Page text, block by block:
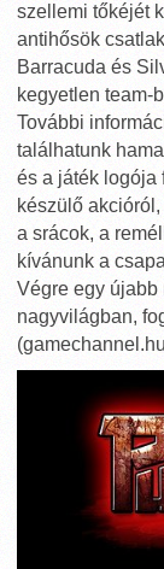
szellemi tőkéjét
antihősök
Barracuda és
kegyetlen team-
További
találhatunk
és a játék logója
készülő
a srácok, a
kívánunk a
Végre egy újabb
nagyvilágban,